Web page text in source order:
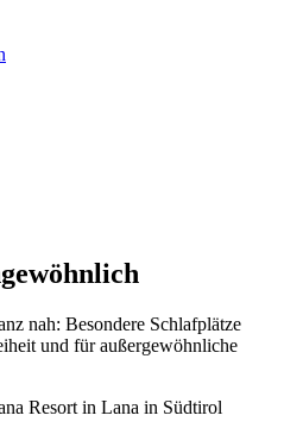
nah: Besondere Schlafplätze
und für außergewöhnliche
Resort in Lana in Südtirol